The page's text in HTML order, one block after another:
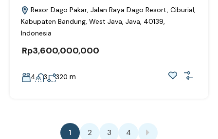
Resor Dago Pakar, Jalan Raya Dago Resort, Ciburial,
Kabupaten Bandung, West Java, Java, 40139,
Indonesia
Rp3,600,000,000
4 3 320 m
1 2 3 4